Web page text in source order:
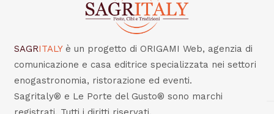
SAGRITALY è un progetto di ORIGAMI Web, agenzia di
comunicazione e casa editrice specializzata nei settori
enogastronomia, ristorazione ed eventi.
Sagritaly® e Le Porte del Gusto® sono marchi